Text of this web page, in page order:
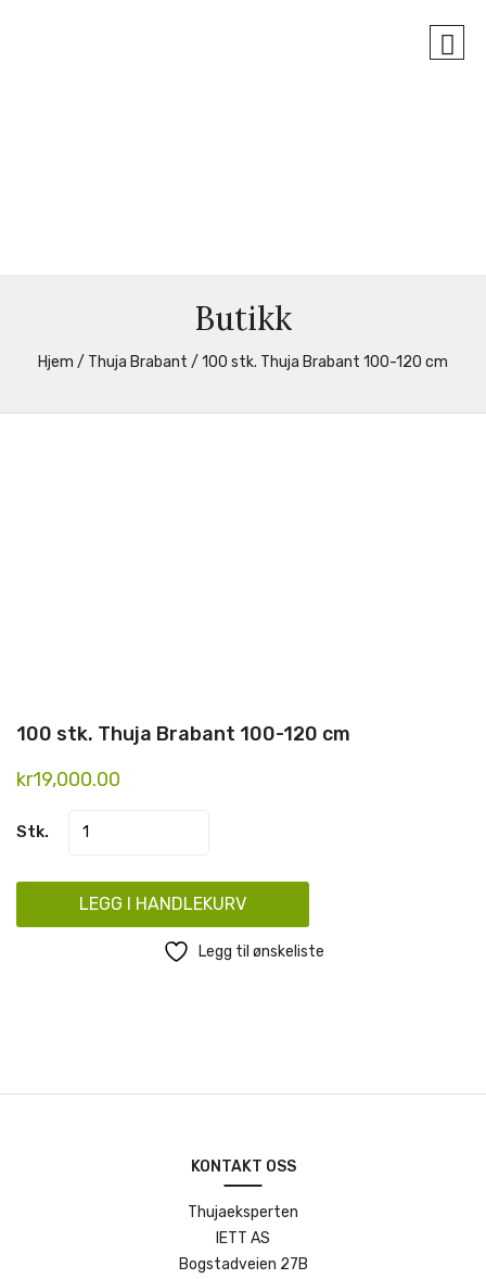
Butikk
Hjem / Thuja Brabant / 100 stk. Thuja Brabant 100-120 cm
100 stk. Thuja Brabant 100-120 cm
kr19,000.00
LEGG I HANDLEKURV
Legg til ønskeliste
KONTAKT OSS
Thujaeksperten
IETT AS
Bogstadveien 27B